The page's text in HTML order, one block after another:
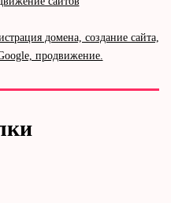
домена, создание сайта,
продвижение.